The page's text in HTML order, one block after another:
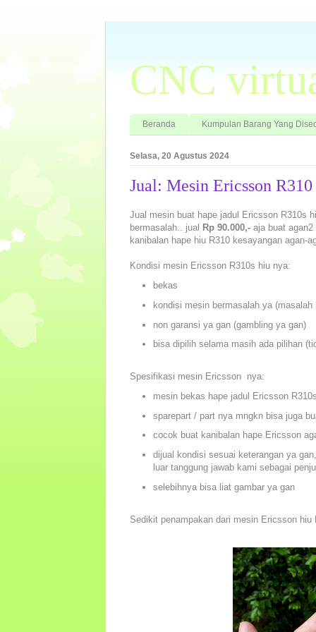
CNC
Beranda Kumpulan Barang Yang
Selasa, 20 Agustus 2024
Jual: Mesin Ericsson
Jual mesin buat hape jadul Ericsson R310s
bermasalah.. jual Rp 90.000,- aja buat
kanibalan hape hiu R310 kesayangan agan-
Kondisi mesin Ericsson R310s hiu nya:
bekas
kondisi mesin bermasalah ya (masalah
non garansi ya gan (gambling ya gan)
bisa dipilih selama masih ada pilihan
Spesifikasi mesin Ericsson nya:
mesin bekas hape jadul Ericsson
sparepart / part nya mngkn bisa juga
cocok buat kanibalan hape Ericsson
dijual kondisi sesuai keterangan ya
luar tanggung jawab kami sebagai
selebihnya bisa liat gambar ya gan
Sedikit penampakan dari mesin Ericsson hiu